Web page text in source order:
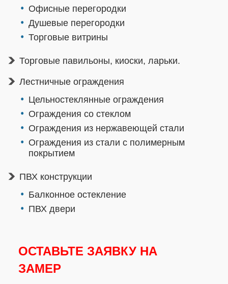
Офисные перегородки
Душевые перегородки
Торговые витрины
Торговые павильоны, киоски, ларьки.
Лестничные ограждения
Цельностеклянные ограждения
Ограждения со стеклом
Ограждения из нержавеющей стали
Ограждения из стали с полимерным
покрытием
ПВХ конструкции
Балконное остекление
ПВХ двери
ОСТАВЬТЕ ЗАЯВКУ НА
ЗАМЕР